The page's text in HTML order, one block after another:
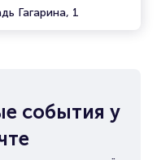
Гагарина, 1
события у